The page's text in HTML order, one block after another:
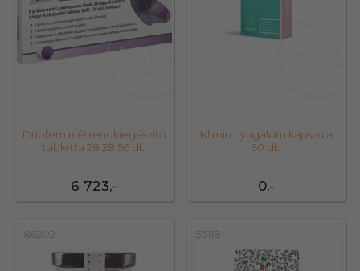
6 723,-
Duofemin étrendkiegészítő
tabletta 28 28 56 db
0,-
Klimin nyugalom kapszula
60 db
86202 53118